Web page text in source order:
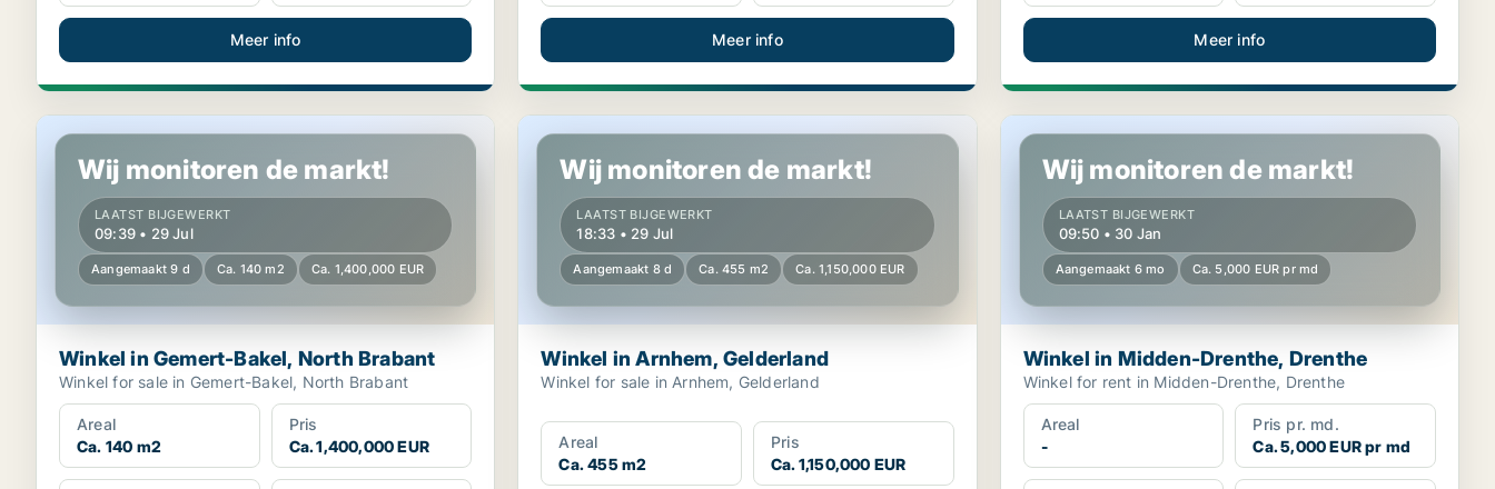
Meer info Meer info Meer info
Winkel in Gemert-Bakel, North Brabant
Wij monitoren de markt!
LAATST BIJGEWERKT
09:39 • 29 Jul
Aangemaakt 9 d Ca. 140 m2 Ca. 1,400,000 EUR
Winkel in Gemert-Bakel, North Brabant
Winkel for sale in Gemert-Bakel, North Brabant
Areal
Ca. 140 m2
Pris
Ca. 1,400,000 EUR
Winkel in Arnhem, Gelderland
Wij monitoren de markt!
LAATST BIJGEWERKT
18:33 • 29 Jul
Aangemaakt 8 d Ca. 455 m2 Ca. 1,150,000 EUR
Winkel in Arnhem, Gelderland
Winkel for sale in Arnhem, Gelderland
Areal
Ca. 455 m2
Pris
Ca. 1,150,000 EUR
Winkel in Midden-Drenthe, Drenthe
Wij monitoren de markt!
LAATST BIJGEWERKT
09:50 • 30 Jan
Aangemaakt 6 mo Ca. 5,000 EUR pr md
Winkel in Midden-Drenthe, Drenthe
Winkel for rent in Midden-Drenthe, Drenthe
Areal
-
Pris pr. md.
Ca. 5,000 EUR pr md